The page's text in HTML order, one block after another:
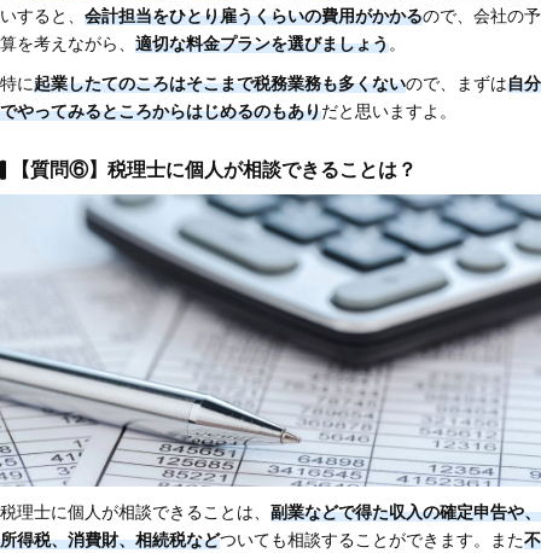
いすると、 会計担当をひとり雇うくらいの費用がかかるので、会社の予
算を考えながら、 適切な料金プランを選びましょう。
特に起業したてのころはそこまで税務業務も多くないので、まずは自分
でやってみるところからはじめるのもありだと思いますよ。
【質問⑥】税理士に個人が相談できることは？
税理士に個人が相談できることは、 副業などで得た収入の確定申告や、
所得税、消費財、相続税などついても相談することができます。また不